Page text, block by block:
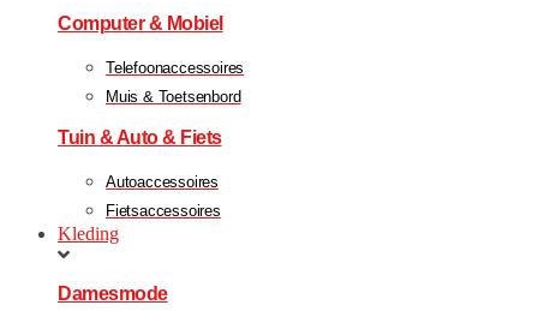
Computer & Mobiel
Telefoonaccessoires
Muis & Toetsenbord
Tuin & Auto & Fiets
Autoaccessoires
Fietsaccessoires
Kleding
Damesmode